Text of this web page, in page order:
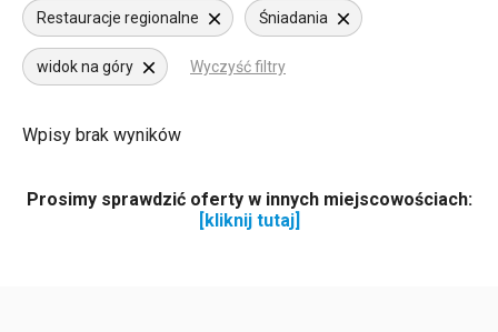
Restauracje regionalne Śniadania
widok na góry Wyczyść filtry
Wpisy brak wyników
Prosimy sprawdzić oferty w innych miejscowościach:
[kliknij tutaj]